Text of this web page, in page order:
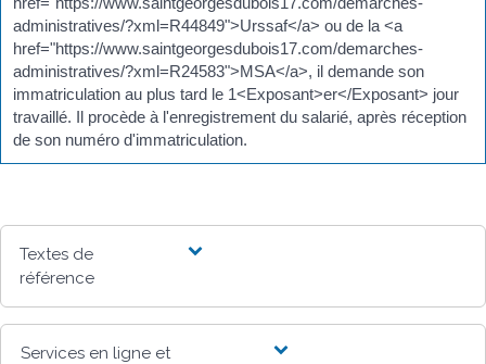
administratives/?xml=R44849">Urssaf</a> ou de la <a
href="https://www.saintgeorgesdubois17.com/demarches-
administratives/?xml=R24583">MSA</a>, il demande son
immatriculation au plus tard le 1<Exposant>er</Exposant> jour
travaillé. Il procède à l'enregistrement du salarié, après réception
de son numéro d'immatriculation.
Textes de
référence
Services en ligne et